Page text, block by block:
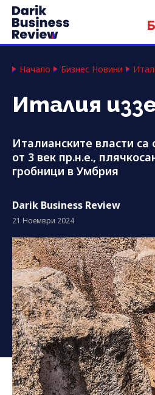
Начало Бизнес Новини
Италия
Италианските власти
от 3 век пр.н.е.,
гробници в Умбрия
Darik Business Review
21 Ноември 2024